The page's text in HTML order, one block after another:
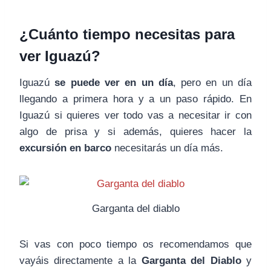
¿Cuánto tiempo necesitas para
ver Iguazú?
Iguazúse puede ver en un día, pero en un día
llegando a primera hora y a un paso rápido. En
Iguazú si quieres ver todo vas a necesitar ir con
algo de prisa y si además, quieres hacer la
excursión en barco necesitarás un día más.
Garganta del diablo
Si vas con poco tiempo os recomendamos que
vayáis directamente a la Garganta del Diabloy